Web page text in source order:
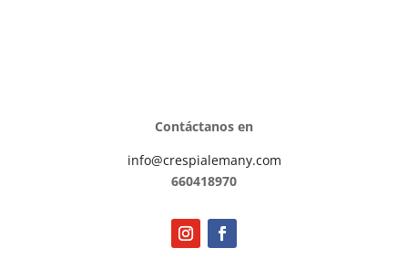
Contáctanos en
info@crespialemany.com
660418970